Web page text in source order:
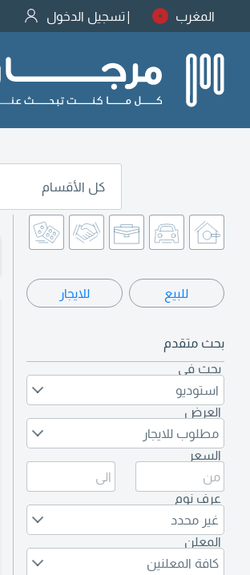
المغرب تسجيل الدخول
كل الأقسام
للبيع للايجار
بحث متقدم
بحث في
استوديو
العرض
مطلوب للايجار
السعر
عرف نوم
غير محدد
المعلن
كافة المعلنين